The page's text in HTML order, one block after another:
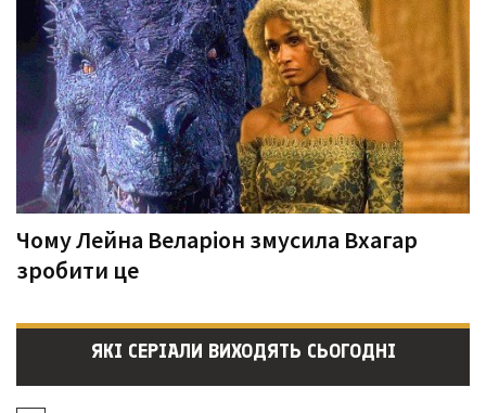
Чому Лейна Веларіон змусила Вхагар
зробити це
ЯКІ СЕРІАЛИ ВИХОДЯТЬ СЬОГОДНІ